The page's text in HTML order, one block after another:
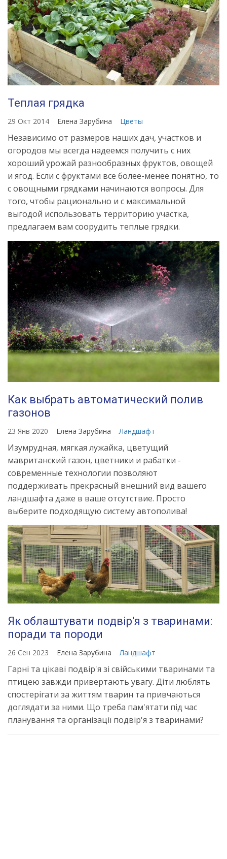
Теплая грядка
29 Окт 2014 Елена Зарубина Цветы
Независимо от размеров наших дач, участков и
огородов мы всегда надеемся получить с них
хороший урожай разнообразных фруктов, овощей
и ягод. Если с фруктами все более-менее понятно, то
с овощными грядками начинаются вопросы. Для
того, чтобы рационально и с максимальной
выгодой использовать территорию участка,
предлагаем вам соорудить теплые грядки.
Как выбрать автоматический полив
газонов
23 Янв 2020 Елена Зарубина Ландшафт
Изумрудная, мягкая лужайка, цветущий
мавританский газон, цветники и рабатки -
современные технологии позволяют
поддерживать прекрасный внешний вид вашего
ландшафта даже в ваше отсутствие. Просто
выберите подходящую систему автополива!
Як облаштувати подвір'я з тваринами:
поради та породи
26 Сен 2023 Елена Зарубина Ландшафт
Гарні та цікаві подвір'я зі свійськими тваринами та
птицею завжди привертають увагу. Діти люблять
спостерігати за життям тварин та привчаються
доглядати за ними. Що треба пам'ятати під час
планування та організації подвір'я з тваринами?